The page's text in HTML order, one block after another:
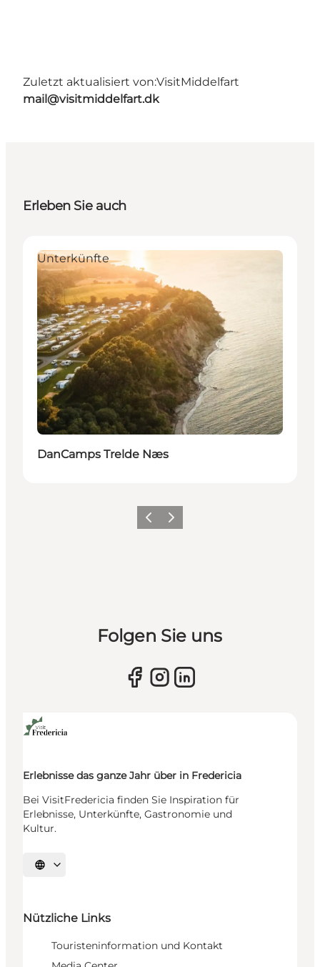
Zuletzt aktualisiert von:VisitMiddelfart
mail@visitmiddelfart.dk
Erleben Sie auch
Unterkünfte
DanCamps Trelde Næs
Vorherige Folie
Nächste Folie
Folgen Sie uns
Erlebnisse das ganze Jahr über in Fredericia
Bei VisitFredericia finden Sie Inspiration für
Erlebnisse, Unterkünfte, Gastronomie und
Kultur.
Sprache auswählen
Nützliche Links
Touristeninformation und Kontakt